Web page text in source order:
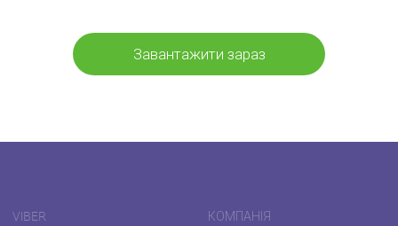
Завантажити зараз
VIBER КОМПАНІЯ